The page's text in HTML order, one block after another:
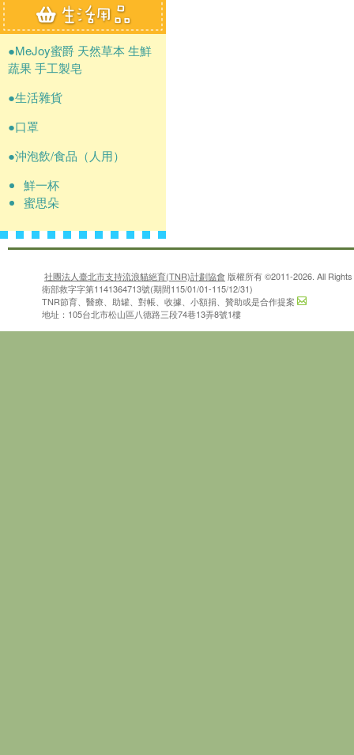
●MeJoy蜜爵 天然草本 生鮮
蔬果 手工製皂
●生活雜貨
●口罩
●沖泡飲/食品（人用）
鮮一杯
蜜思朵
社團法人臺北市支持流浪貓絕育(TNR)計劃協會 版權所有 ©2011-2026. All
衛部救字字第1141364713號(期間115/01/01-115/12/31)
TNR節育、醫療、助罐、對帳、收據、小額捐、贊助或是合作提案
地址：105台北市松山區八德路三段74巷13弄8號1樓